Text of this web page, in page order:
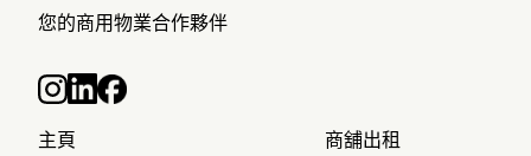
您的商用物業合作夥伴
主頁
商舖出租